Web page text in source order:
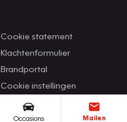
Occasions Mailen
Cookie statement
Klachtenformulier
Brandportal
Cookie instellingen